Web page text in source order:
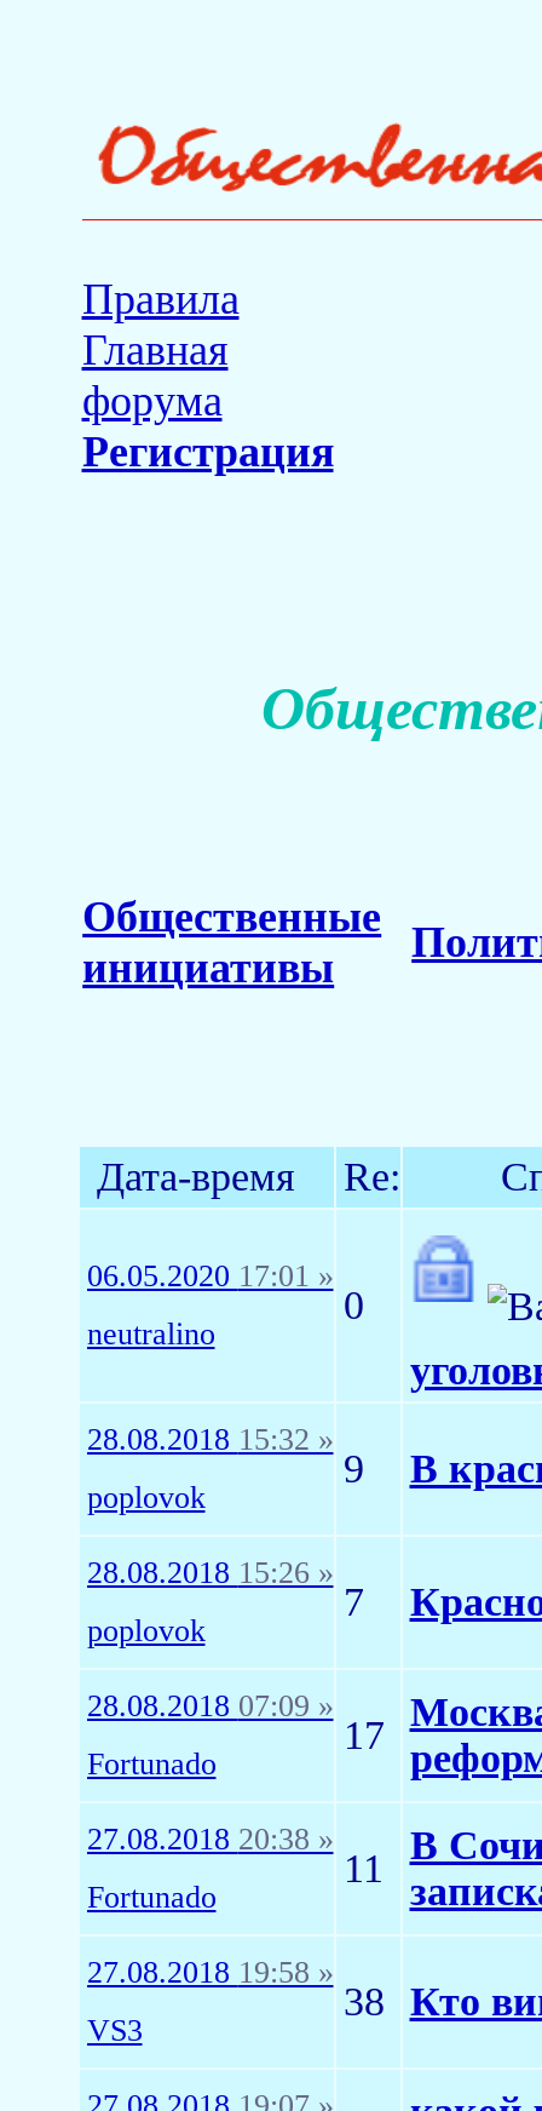
Правила
Главная
форума
Регистрация
Общественные
инициативы
Дата-время Re:
06.05.2020 17:01 »
neutralino
0
28.08.2018 15:32 »
poplovok
9 В
28.08.2018 15:26 »
poplovok
7
28.08.2018 07:09 »
Fortunado
17
27.08.2018 20:38 »
Fortunado
11
В
27.08.2018 19:58 »
VS3
38 Кто